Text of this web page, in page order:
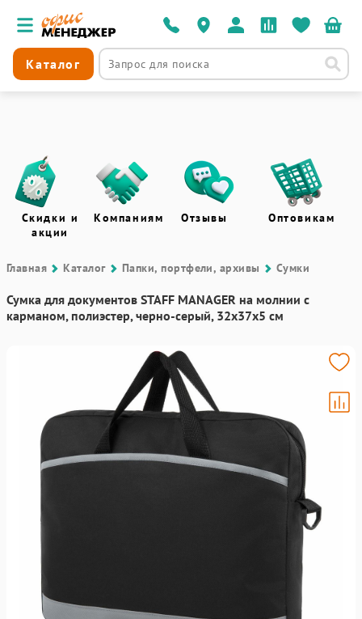
Каталог
Скидки и
акции
Компаниям Отзывы Оптовикам
Главная Каталог Папки, портфели, архивы Сумки
Сумка для документов STAFF MANAGER на молнии с
карманом, полиэстер, черно-серый, 32х37х5 см